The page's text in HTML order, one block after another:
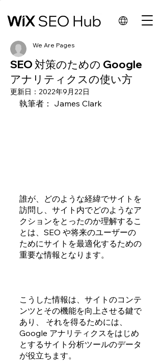
SEO 対策のための Google
アナリティクスの使い方
We Are Pages
更新日： 2022年9月22日
執筆者： James Clark
誰が、どのような経緯でサイトを
訪問し、サイト内でどのようなア
クションをとったのか理解するこ
とは、SEO や将来のユーザーの
ためにサイトを最適化するための
重要な情報となります。
こうした情報は、サイトのコンテ
ンツとその機能を向上させる鍵で
あり、 それを得るためには、
Google アナリティクスをはじめ
とするサイト分析ツールのデータ
が役立ちます。